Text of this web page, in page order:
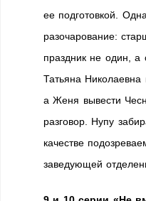
ее подготовкой.
разочарование:
праздник не один, а
Татьяна Николаевна
а Женя вывести
разговор. Нупу
качестве
заведующей